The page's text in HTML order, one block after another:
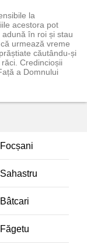
la
acestora pot
în roi și stau
urmează vreme
căutându-și
Credincioșii
a Domnului